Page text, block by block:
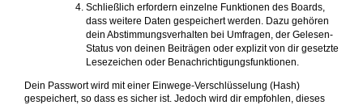
Schließlich erfordern einzelne Funktionen des Boards,
dass weitere Daten gespeichert werden. Dazu gehören
dein Abstimmungsverhalten bei Umfragen, der Gelesen-
Status von deinen Beiträgen oder explizit von dir gesetzte
Lesezeichen oder Benachrichtigungsfunktionen.
Dein Passwort wird mit einer Einwege-Verschlüsselung (Hash)
gespeichert, so dass es sicher ist. Jedoch wird dir empfohlen, dieses